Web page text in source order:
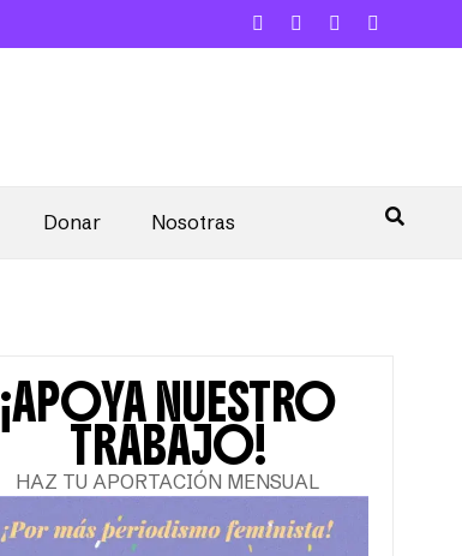
Donar Nosotras
¡APOYA NUESTRO
TRABAJO!
HAZ TU APORTACIÓN MENSUAL